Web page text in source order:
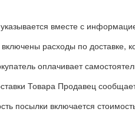
вместе с
расходы по доставке,
оплачивает
Товара Продавец
посылки включается